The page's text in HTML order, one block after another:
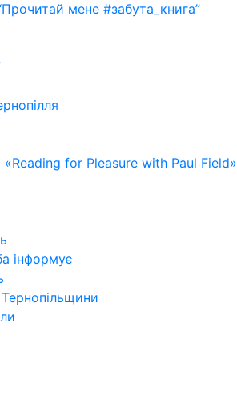
мене #забута_книга”
«Reading for Pleasure with Paul Field»
інформує
Тернопільщини